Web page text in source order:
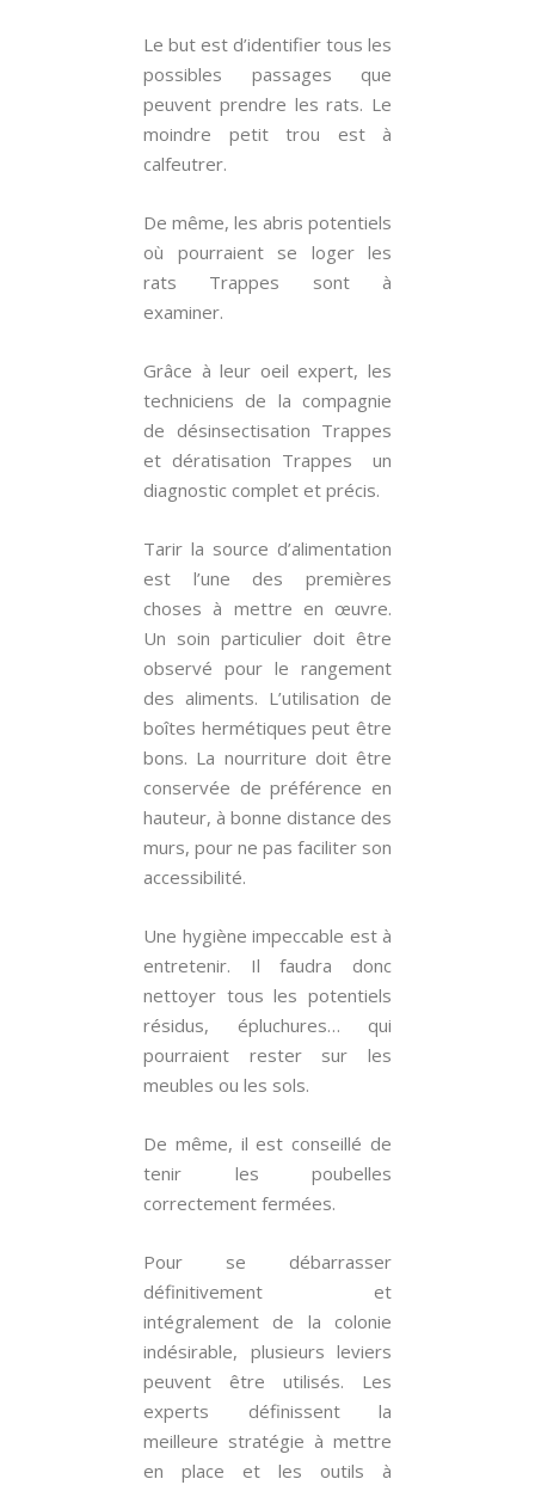
Le but est d’identifier tous les
possibles passages que
peuvent prendre les rats. Le
moindre petit trou est à
calfeutrer.
De même, les abris potentiels
où pourraient se loger les
rats Trappes sont à
examiner.
Grâce à leur oeil expert, les
techniciens de la compagnie
de désinsectisation Trappes
et dératisation Trappes un
diagnostic complet et précis.
Tarir la source d’alimentation
est l’une des premières
choses à mettre en œuvre.
Un soin particulier doit être
observé pour le rangement
des aliments. L’utilisation de
boîtes hermétiques peut être
bons. La nourriture doit être
conservée de préférence en
hauteur, à bonne distance des
murs, pour ne pas faciliter son
accessibilité.
Une hygiène impeccable est à
entretenir. Il faudra donc
nettoyer tous les potentiels
résidus, épluchures… qui
pourraient rester sur les
meubles ou les sols.
De même, il est conseillé de
tenir les poubelles
correctement fermées.
Pour se débarrasser
définitivement et
intégralement de la colonie
indésirable, plusieurs leviers
peuvent être utilisés. Les
experts définissent la
meilleure stratégie à mettre
en place et les outils à